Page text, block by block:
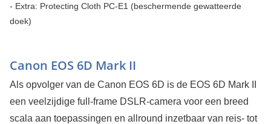
- Extra: Protecting Cloth PC-E1 (beschermende gewatteerde
doek)
Canon EOS 6D Mark II
Als opvolger van de Canon EOS 6D is de EOS 6D Mark II
een veelzijdige full-frame DSLR-camera voor een breed
scala aan toepassingen en allround inzetbaar van reis- tot